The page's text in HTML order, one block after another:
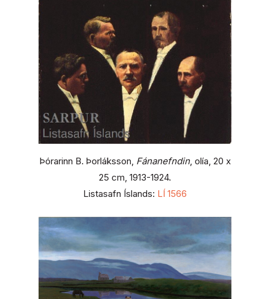
Þórarinn B. Þorláksson, Fánanefndin, olía, 20 x
25 cm, 1913-1924.
Listasafn Íslands: LÍ 1566